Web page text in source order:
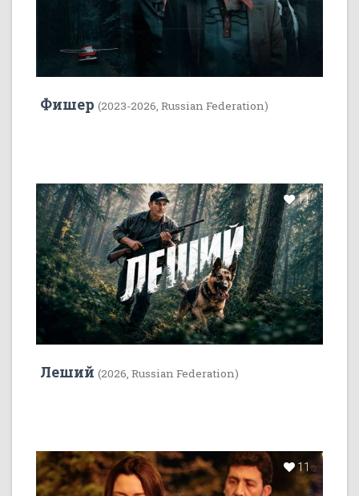
Фишер (2023-2026, Russian Federation)
11
Леший (2026, Russian Federation)
11